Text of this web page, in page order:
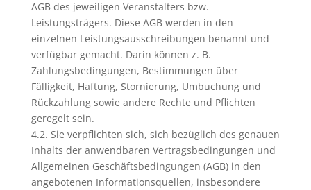
AGB des jeweiligen Veranstalters bzw.
Leistungsträgers. Diese AGB werden in den
einzelnen Leistungsausschreibungen benannt und
verfügbar gemacht. Darin können z. B.
Zahlungsbedingungen, Bestimmungen über
Fälligkeit, Haftung, Stornierung, Umbuchung und
Rückzahlung sowie andere Rechte und Pflichten
geregelt sein.
4.2. Sie verpflichten sich, sich bezüglich des genauen
Inhalts der anwendbaren Vertragsbedingungen und
Allgemeinen Geschäftsbedingungen (AGB) in den
angebotenen Informationsquellen, insbesondere